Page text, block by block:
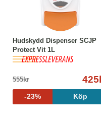
Hudskydd Dispenser SCJP
Protect Vit 1L
555kr
-23% Köp